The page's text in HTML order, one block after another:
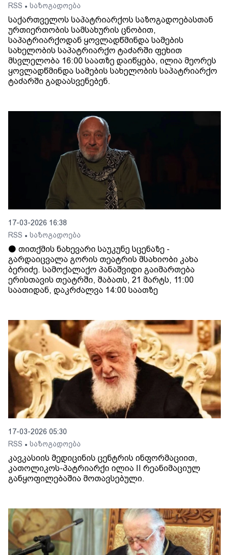
RSS • საზოგადოება
საქართველოს საპატრიარქოს საზოგადოებასთან
ურთიერთობის სამსახურის ცნობით,
საპატრიარქოდან ყოვლადწმინდა სამების
სახელობის საპატრიარქო ტაძარში ფეხით
მსვლელობა 16:00 საათზე დაიწყება, ილია მეორეს
ყოვლადწმინდა სამების სახელობის საპატრიარქო
ტაძარში გადაასვენებენ.
17-03-2026 16:38
RSS • საზოგადოება
⚫️ თითქმის ნახევარი საუკუნე სცენაზე -
გარდაიცვალა გორის თეატრის მსახიობი კახა
ბერიძე. სამოქალაქო პანაშვიდი გაიმართება
ერისთავის თეატრში, შაბათს, 21 მარტს, 11:00
საათიდან, დაკრძალვა 14:00 საათზე
17-03-2026 05:30
RSS • საზოგადოება
კავკასიის მედიცინის ცენტრის ინფორმაციით,
კათოლიკოს-პატრიარქი ილია II რეანიმაციულ
განყოფილებაშია მოთავსებული.